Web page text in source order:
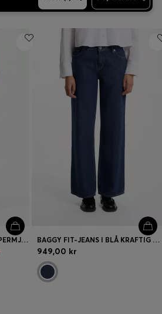
BOYFRIEND FIT-JEANS I SUPERMJUK LJUSBLÅ DENIM BAGGY FIT-JEANS I BLÅ KRAFTIG DENIM
949,00 kr